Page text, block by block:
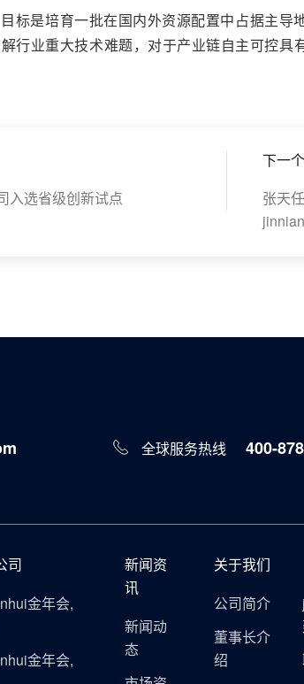
标是培育一批在国内外资源配置中占据主
行业重大技术难题，对于产业链自主可控具
入选省级创新试点
下一个
张天
全球服务热线 400-
司
金年会,
金年会,
新闻资
讯
新闻动
态
关于我们
公司简介
董事长介
绍